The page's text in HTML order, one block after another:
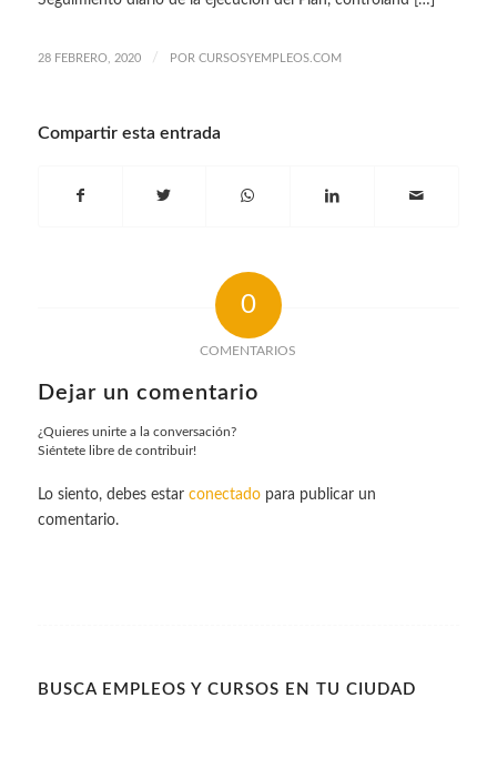
28 FEBRERO, 2020 / POR CURSOSYEMPLEOS.COM
Compartir esta entrada
0
COMENTARIOS
Dejar un comentario
¿Quieres unirte a la conversación?
Siéntete libre de contribuir!
Lo siento, debes estar conectadopara publicar un
comentario.
BUSCA EMPLEOS Y CURSOS EN TU CIUDAD